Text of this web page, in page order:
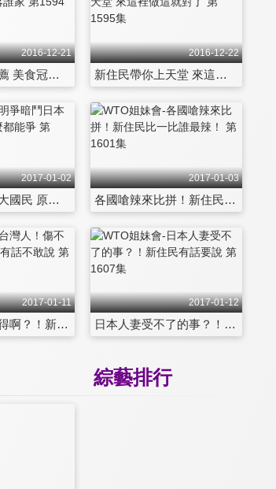
2016-12-21
異國美食大推薦 美食冠軍獎落誰家 第1594集
2016-12-22
新住民帶你上天堂 來這裡做這就對了 第1595集
2017-01-02
明爭暗鬥日本大國民 原來什麼都能爭 第1600集
2017-01-03
各國嗆辣來比拼！新住民比一比誰最辣！ 第1601集
2017-01-11
台灣人！傷不得啊？！新住民有話不敢說 第1606集
2017-01-12
日本人妻受不了的事？！新住民有話要說 第1607集
綜藝排行